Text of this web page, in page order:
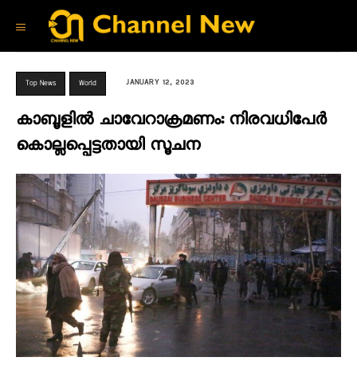
Top News World JANUARY 12, 2023
കാബൂളിൽ ചാവേറാക്രമണം: നിരവധിപേർ
കൊല്ലപ്പെട്ടതായി സൂചന